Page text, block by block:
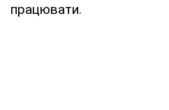
працювати.